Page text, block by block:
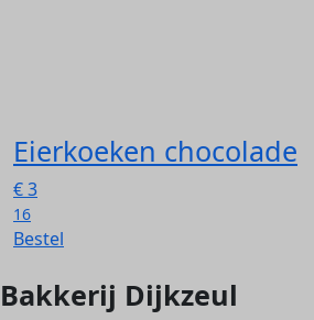
Eierkoeken chocolade
€3
16
Bestel
Bakkerij Dijkzeul